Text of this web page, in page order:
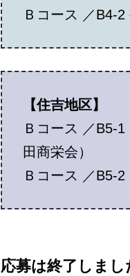
Ｂコース ／B4-2
【住吉地区】
Ｂコース ／B5-1
田商栄会）
Ｂコース ／B5-2
応募は終了しまし